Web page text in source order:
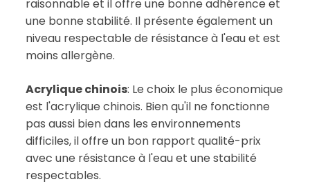
raisonnable et il offre une bonne adhérence et
une bonne stabilité. Il présente également un
niveau respectable de résistance à l'eau et est
moins allergène.
Acrylique chinois: Le choix le plus économique
est l'acrylique chinois. Bien qu'il ne fonctionne
pas aussi bien dans les environnements
difficiles, il offre un bon rapport qualité-prix
avec une résistance à l'eau et une stabilité
respectables.